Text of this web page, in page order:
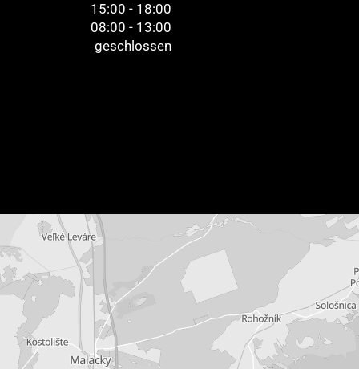
15:00 - 18:00
08:00 - 13:00
geschlossen